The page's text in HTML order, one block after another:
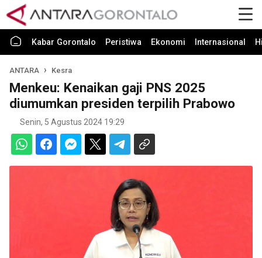
Kabar Gorontalo Peristiwa Ekonomi Internasional
ANTARA Kesra
Menkeu: Kenaikan gaji PNS 2025
diumumkan presiden terpilih Prabowo
Senin, 5 Agustus 2024 19:29